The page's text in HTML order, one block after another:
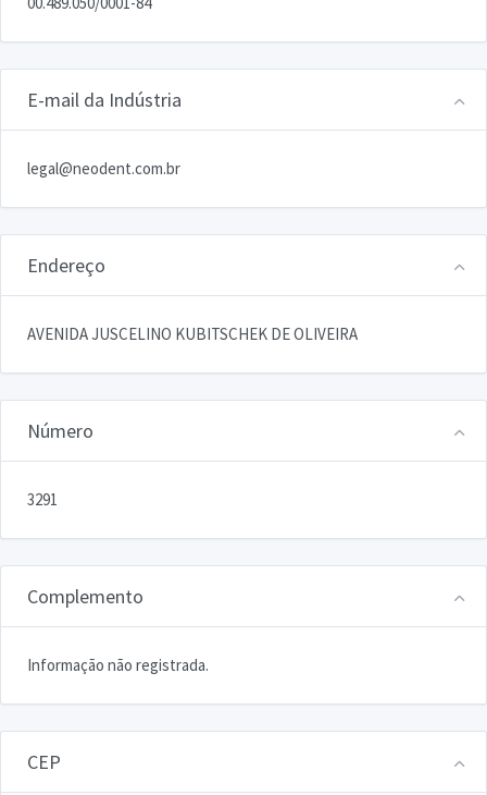
E-mail da Indústria
legal@neodent.com.br
Endereço
AVENIDA JUSCELINO KUBITSCHEK DE OLIVEIRA
Número
3291
Complemento
Informação não registrada.
CEP